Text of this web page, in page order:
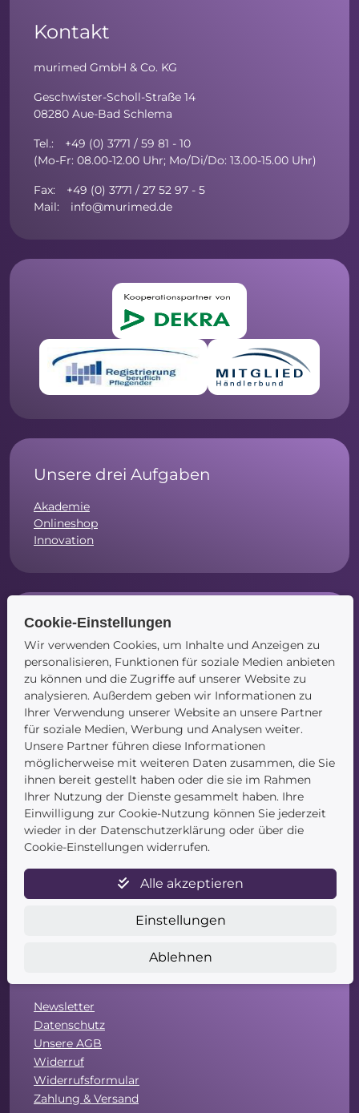
Kontakt
murimed GmbH & Co. KG
Geschwister-Scholl-Straße 14
08280 Aue-Bad Schlema
Tel.: +49 (0) 3771 / 59 81 - 10
(Mo-Fr: 08.00-12.00 Uhr; Mo/Di/Do: 13.00-15.00 Uhr)
Fax: +49 (0) 3771 / 27 52 97 - 5
Mail: info@murimed.de
Unsere drei Aufgaben
Akademie
Onlineshop
Innovation
Social Media
Instagram
Facebook
LinkedIn
Navigation
Startseite
Blog
Kontakt
Newsletter
Datenschutz
Unsere AGB
Widerruf
Widerrufsformular
Zahlung & Versand
Cookie-Einstellungen
Wir verwenden Cookies, um Inhalte und Anzeigen zu
personalisieren, Funktionen für soziale Medien anbieten
zu können und die Zugriffe auf unserer Website zu
analysieren. Außerdem geben wir Informationen zu
Ihrer Verwendung unserer Website an unsere Partner
für soziale Medien, Werbung und Analysen weiter.
Unsere Partner führen diese Informationen
möglicherweise mit weiteren Daten zusammen, die Sie
ihnen bereit gestellt haben oder die sie im Rahmen
Ihrer Nutzung der Dienste gesammelt haben. Ihre
Einwilligung zur Cookie-Nutzung können Sie jederzeit
wieder in der Datenschutzerklärung oder über die
Cookie-Einstellungen widerrufen.
Alle akzeptieren
Einstellungen
Ablehnen